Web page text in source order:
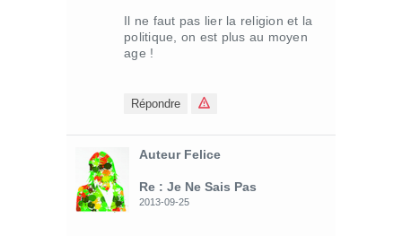
Il ne faut pas lier la religion et la
politique, on est plus au moyen
age !
Répondre
Auteur Felice
Re : Je Ne Sais Pas
2013-09-25